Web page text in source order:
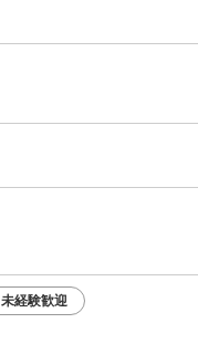
未経験歓迎